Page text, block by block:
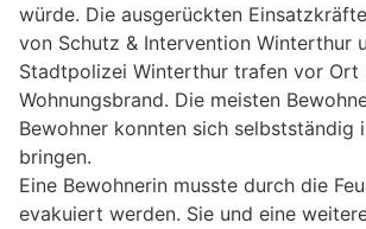
würde. Die ausgerückten
von Schutz & Intervention Winterthur
Stadtpolizei Winterthur trafen vor Ort
Wohnungsbrand. Die meisten
Bewohner konnten sich selbstständig
bringen.
Eine Bewohnerin musste durch die
evakuiert werden. Sie und eine